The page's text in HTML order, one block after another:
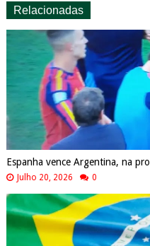
Relacionadas
Espanha vence Argentina, na
Julho 20, 2026 0